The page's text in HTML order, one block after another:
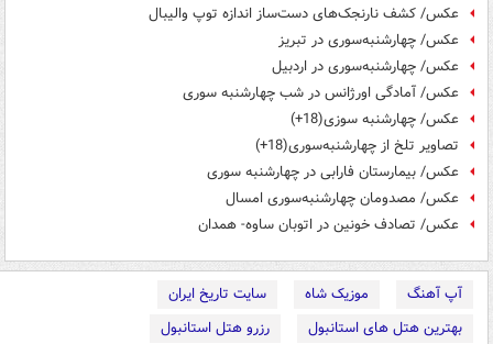
عکس/ کشف نارنجک‌های دست‌ساز اندازه توپ والیبال
عکس/ چهارشنبه‌سوری در تبریز
عکس/ چهارشنبه‌سوری در اردبیل
عکس/ آمادگی اورژانس در شب چهارشنبه سوری
عکس/ چهارشنبه سوزی(18+)
تصاویر تلخ از چهارشنبه‌سوری(18+)
عکس/ بیمارستان فارابی در چهارشنبه سوری
عکس/ مصدومان چهارشنبه‌سوری امسال
عکس/ تصادف خونین در اتوبان ساوه- همدان
آپ آهنگ موزیک شاه
سایت تاریخ ایران
بهترین هتل های استانبول
رزرو هتل استانبول